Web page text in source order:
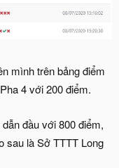
mình trên bảng điểm
4 với 200 điểm.
đầu với 800 điểm,
sau là Sở TTTT Long